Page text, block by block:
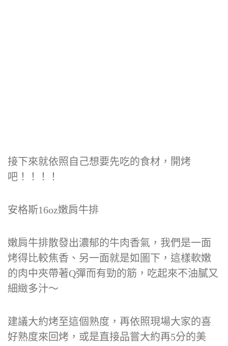
接下來就依照自己想要先吃的食材，開烤
吧！！！！
安格斯16oz嫩肩牛排
嫩肩牛排散發出濃郁的牛肉香氣，我們是一面
烤得比較焦香、另一面就是如圖下，這樣軟嫩
的肉中夾帶著Q彈而有勁的筋，吃起來不油膩又
細緻多汁～
建議大約烤至這個熟度，再依照現場大家的喜
好熟度來回烤，或是直接品嘗大約再5分的美